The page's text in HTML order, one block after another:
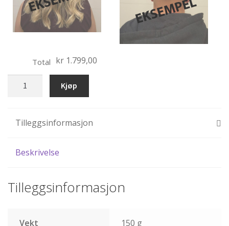
Total kr 1.799,00
bobblehead
antall
Kjøp
Tilleggsinformasjon
Beskrivelse
Tilleggsinformasjon
Vekt 150 g